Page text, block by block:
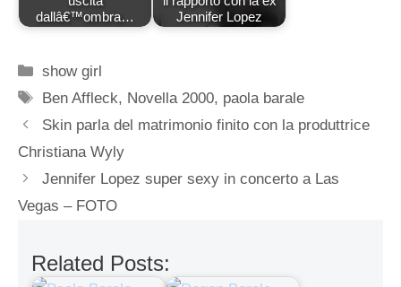
dallâ€™ombra…
Jennifer Lopez
Categorie
show girl
Tag
Ben Affleck, Novella 2000, paola barale
Skin parla del matrimonio finito con la produttrice
Christiana Wyly
Jennifer Lopez super sexy in concerto a Las
Vegas – FOTO
Related Posts: